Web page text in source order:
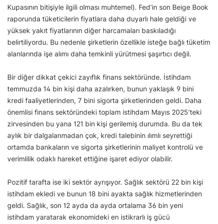
Kupasının bitişiyle ilgili olması muhtemel). Fed’in son Beige Book
raporunda tüketicilerin fiyatlara daha duyarlı hale geldiği ve
yüksek yakıt fiyatlarının diğer harcamaları baskıladığı
belirtiliyordu. Bu nedenle şirketlerin özellikle isteğe bağlı tüketim
alanlarında işe alımı daha temkinli yürütmesi şaşırtıcı değil.
Bir diğer dikkat çekici zayıflık finans sektöründe. İstihdam
temmuzda 14 bin kişi daha azalırken, bunun yaklaşık 9 bini
kredi faaliyetlerinden, 7 bini sigorta şirketlerinden geldi. Daha
önemlisi finans sektöründeki toplam istihdam Mayıs 2025’teki
zirvesinden bu yana 121 bin kişi gerilemiş durumda. Bu da tek
aylık bir dalgalanmadan çok, kredi talebinin ılımlı seyrettiği
ortamda bankaların ve sigorta şirketlerinin maliyet kontrolü ve
verimlilik odaklı hareket ettiğine işaret ediyor olabilir.
Pozitif tarafta ise iki sektör ayrışıyor. Sağlık sektörü 22 bin kişi
istihdam ekledi ve bunun 18 bini ayakta sağlık hizmetlerinden
geldi. Sağlık, son 12 ayda da ayda ortalama 36 bin yeni
istihdam yaratarak ekonomideki en istikrarlı iş gücü